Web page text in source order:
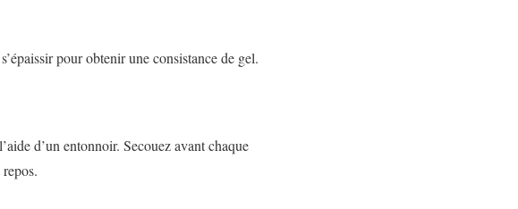
pour obtenir une consistance de gel.
d’un entonnoir. Secouez avant chaque